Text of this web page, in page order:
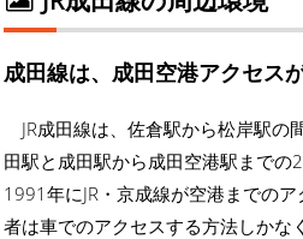
成田線は、成田空港アクセス
JR成田線は、佐倉駅から松岸駅の
田駅と成田駅から成田空港駅までの
1991年にJR・京成線が空港までの
者は車でのアクセスする方法しかな